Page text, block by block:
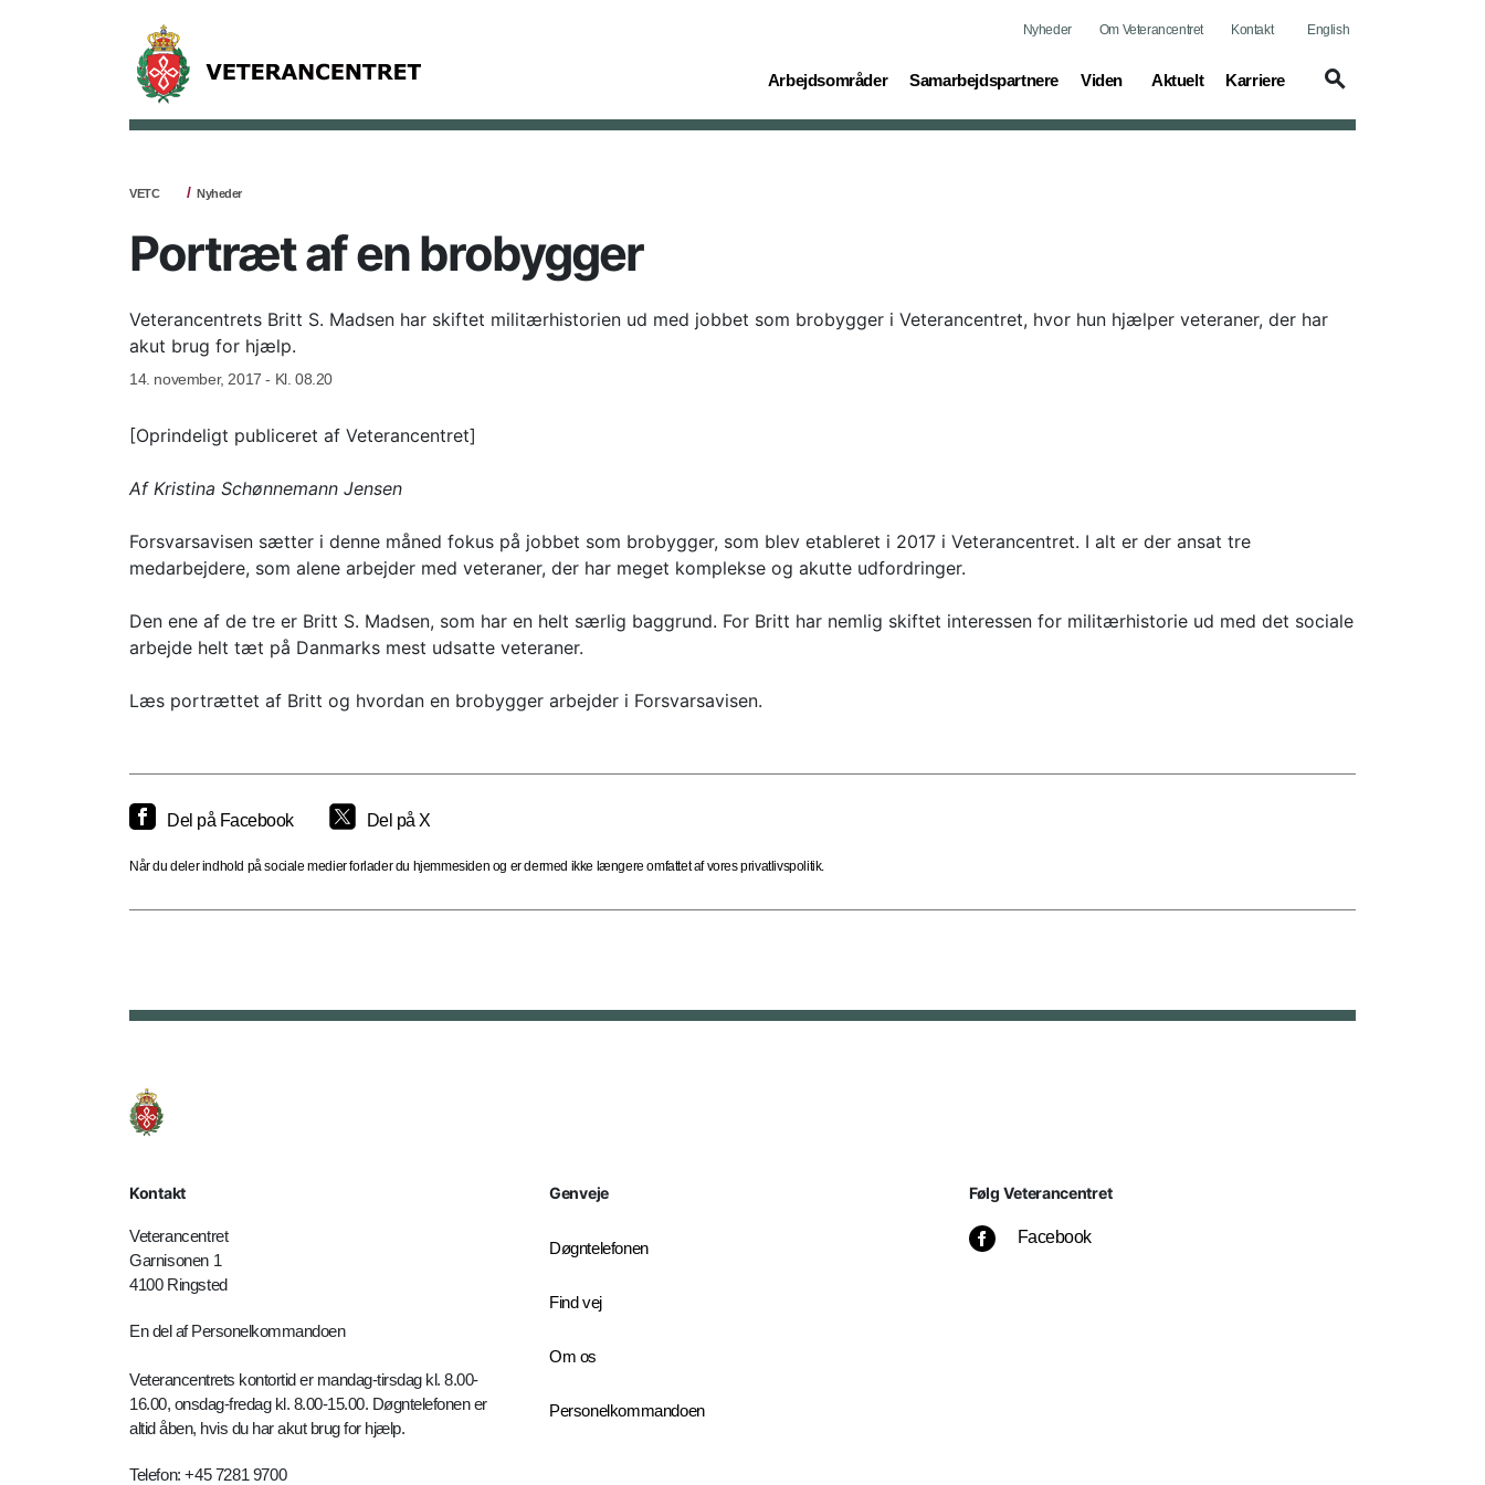
Nyheder Om Veterancentret Kontakt English
Arbejdsområder
(current) Samarbejdspartnere
(current) Viden
(current) Aktuelt
(current) Karriere
(current)
VETC Nyheder
Portræt af en brobygger
Veterancentrets Britt S. Madsen har skiftet militærhistorien ud med jobbet som brobygger i Veterancentret, hvor hun hjælper veteraner, der har
akut brug for hjælp.
14. november, 2017 - Kl. 08.20
[Oprindeligt publiceret af Veterancentret]
Af Kristina Schønnemann Jensen
Forsvarsavisen sætter i denne måned fokus på jobbet som brobygger, som blev etableret i 2017 i Veterancentret. I alt er der ansat tre
medarbejdere, som alene arbejder med veteraner, der har meget komplekse og akutte udfordringer.
Den ene af de tre er Britt S. Madsen, som har en helt særlig baggrund. For Britt har nemlig skiftet interessen for militærhistorie ud med det sociale
arbejde helt tæt på Danmarks mest udsatte veteraner.
Læs portrættet af Britt og hvordan en brobygger arbejder i Forsvarsavisen.
Del på Facebook Del på X
Når du deler indhold på sociale medier forlader du hjemmesiden og er dermed ikke længere omfattet af vores privatlivspolitik.
Kontakt
Veterancentret
Garnisonen 1
4100 Ringsted
En del af Personelkommandoen
Veterancentrets kontortid er mandag-tirsdag kl. 8.00-
16.00, onsdag-fredag kl. 8.00-15.00. Døgntelefonen er
altid åben, hvis du har akut brug for hjælp.
Telefon: +45 7281 9700
Genveje
Døgntelefonen
Find vej
Om os
Personelkommandoen
Følg Veterancentret
Facebook